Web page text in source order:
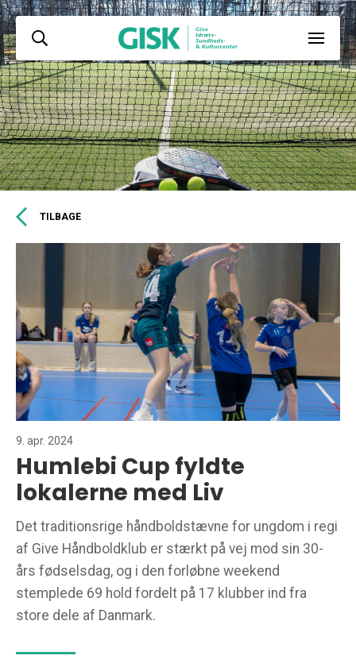
TILBAGE
9. apr. 2024
Humlebi Cup fyldte
lokalerne med Liv
Det traditionsrige håndboldstævne for ungdom i regi
af Give Håndboldklub er stærkt på vej mod sin 30-
års fødselsdag, og i den forløbne weekend
stemplede 69 hold fordelt på 17 klubber ind fra
store dele af Danmark.